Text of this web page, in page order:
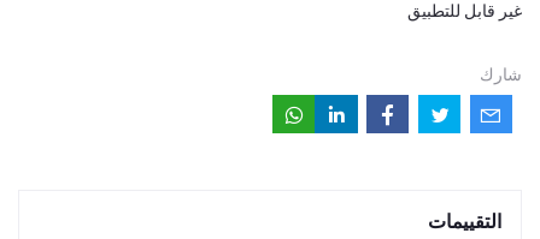
غير قابل للتطبيق
شارك
التقييمات